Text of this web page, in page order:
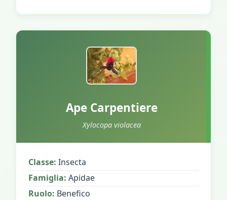
Ape Carpentiere
Xylocopa violacea
Classe: Insecta
Famiglia: Apidae
Ruolo: Benefico